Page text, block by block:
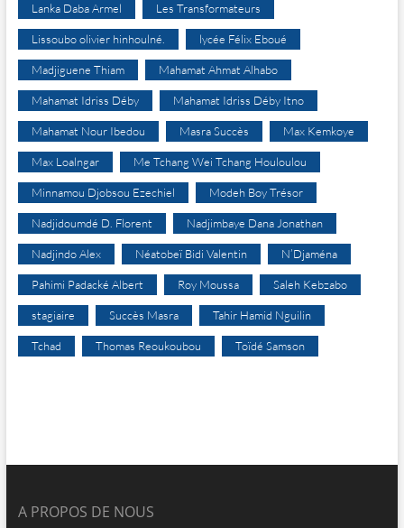
Lanka Daba Armel Les Transformateurs
Lissoubo olivier hinhoulné. lycée Félix Eboué
Madjiguene Thiam Mahamat Ahmat Alhabo
Mahamat Idriss Déby Mahamat Idriss Déby Itno
Mahamat Nour Ibedou Masra Succès Max Kemkoye
Max Loalngar Me Tchang Wei Tchang Houloulou
Minnamou Djobsou Ezechiel Modeh Boy Trésor
Nadjidoumdé D. Florent Nadjimbaye Dana Jonathan
Nadjindo Alex Néatobeï Bidi Valentin N’Djaména
Pahimi Padacké Albert Roy Moussa Saleh Kebzabo
stagiaire Succès Masra Tahir Hamid Nguilin
Tchad Thomas Reoukoubou Toïdé Samson
A PROPOS DE NOUS